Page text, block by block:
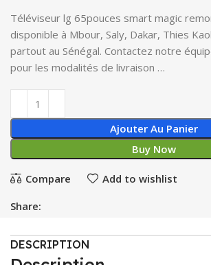
Téléviseur lg 65pouces smart magic
disponible à Mbour, Saly, Dakar, Thies
partout au Sénégal. Contactez notre
pour les modalités de livraison …
Ajouter Au Panier
Buy Now
Compare Add to wishlist
Share:
DESCRIPTION